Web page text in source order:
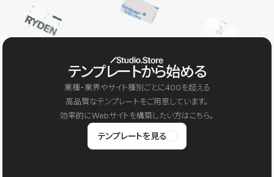
テンプレートから始める
業種・業界やサイト種別ごとに400を超える
高品質なテンプレートをご用意しています。
効率的にWebサイトを構築したい方はこちら。
テンプレートを見る